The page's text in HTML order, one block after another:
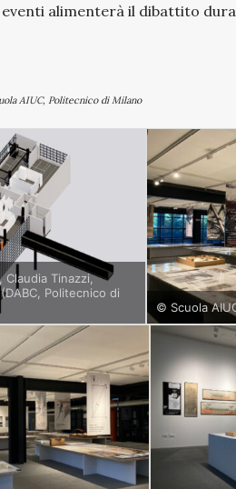
alimenterà il dibattito
AIUC, Politecnico di Milano
Tinazzi,
Politecnico di
© Scuola